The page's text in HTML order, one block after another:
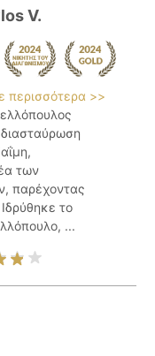
V.
περισσότερα >>
των
παρέχοντας
το
...